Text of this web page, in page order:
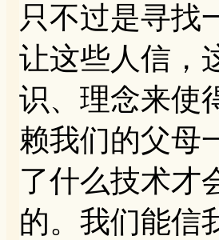
只不过是寻找
让这些人信，
识、理念来使
赖我们的父母
了什么技术才
的。我们能信